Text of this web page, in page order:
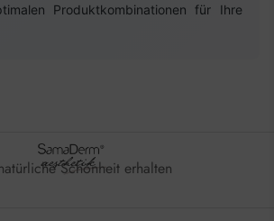
Produktkombinationen für Ihre
Schönheit erhalten